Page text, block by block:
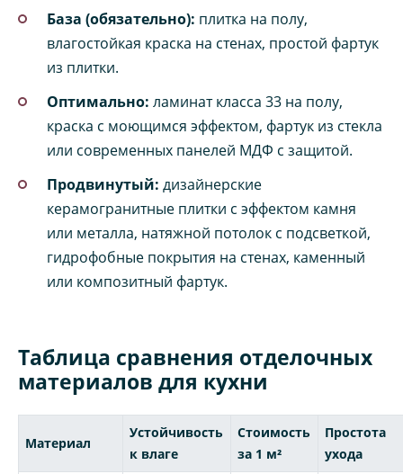
База (обязательно): плитка на полу,
влагостойкая краска на стенах, простой фартук
из плитки.
Оптимально: ламинат класса 33 на полу,
краска с моющимся эффектом, фартук из стекла
или современных панелей МДФ с защитой.
Продвинутый: дизайнерские
керамогранитные плитки с эффектом камня
или металла, натяжной потолок с подсветкой,
гидрофобные покрытия на стенах, каменный
или композитный фартук.
Таблица сравнения отделочных
материалов для кухни
Материал
Устойчивость
к влаге
Стоимость
за 1 м²
Простота
ухода